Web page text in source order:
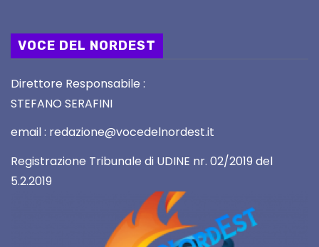
VOCE DEL NORDEST
Direttore Responsabile :
STEFANO SERAFINI
email : redazione@vocedelnordest.it
Registrazione Tribunale di UDINE nr. 02/2019 del
5.2.2019